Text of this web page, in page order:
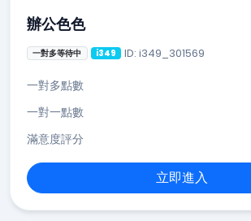
辦公色色
一對多等待中 i349 ID: i349_301569
一對多點數
一對一點數
滿意度評分
立即進入